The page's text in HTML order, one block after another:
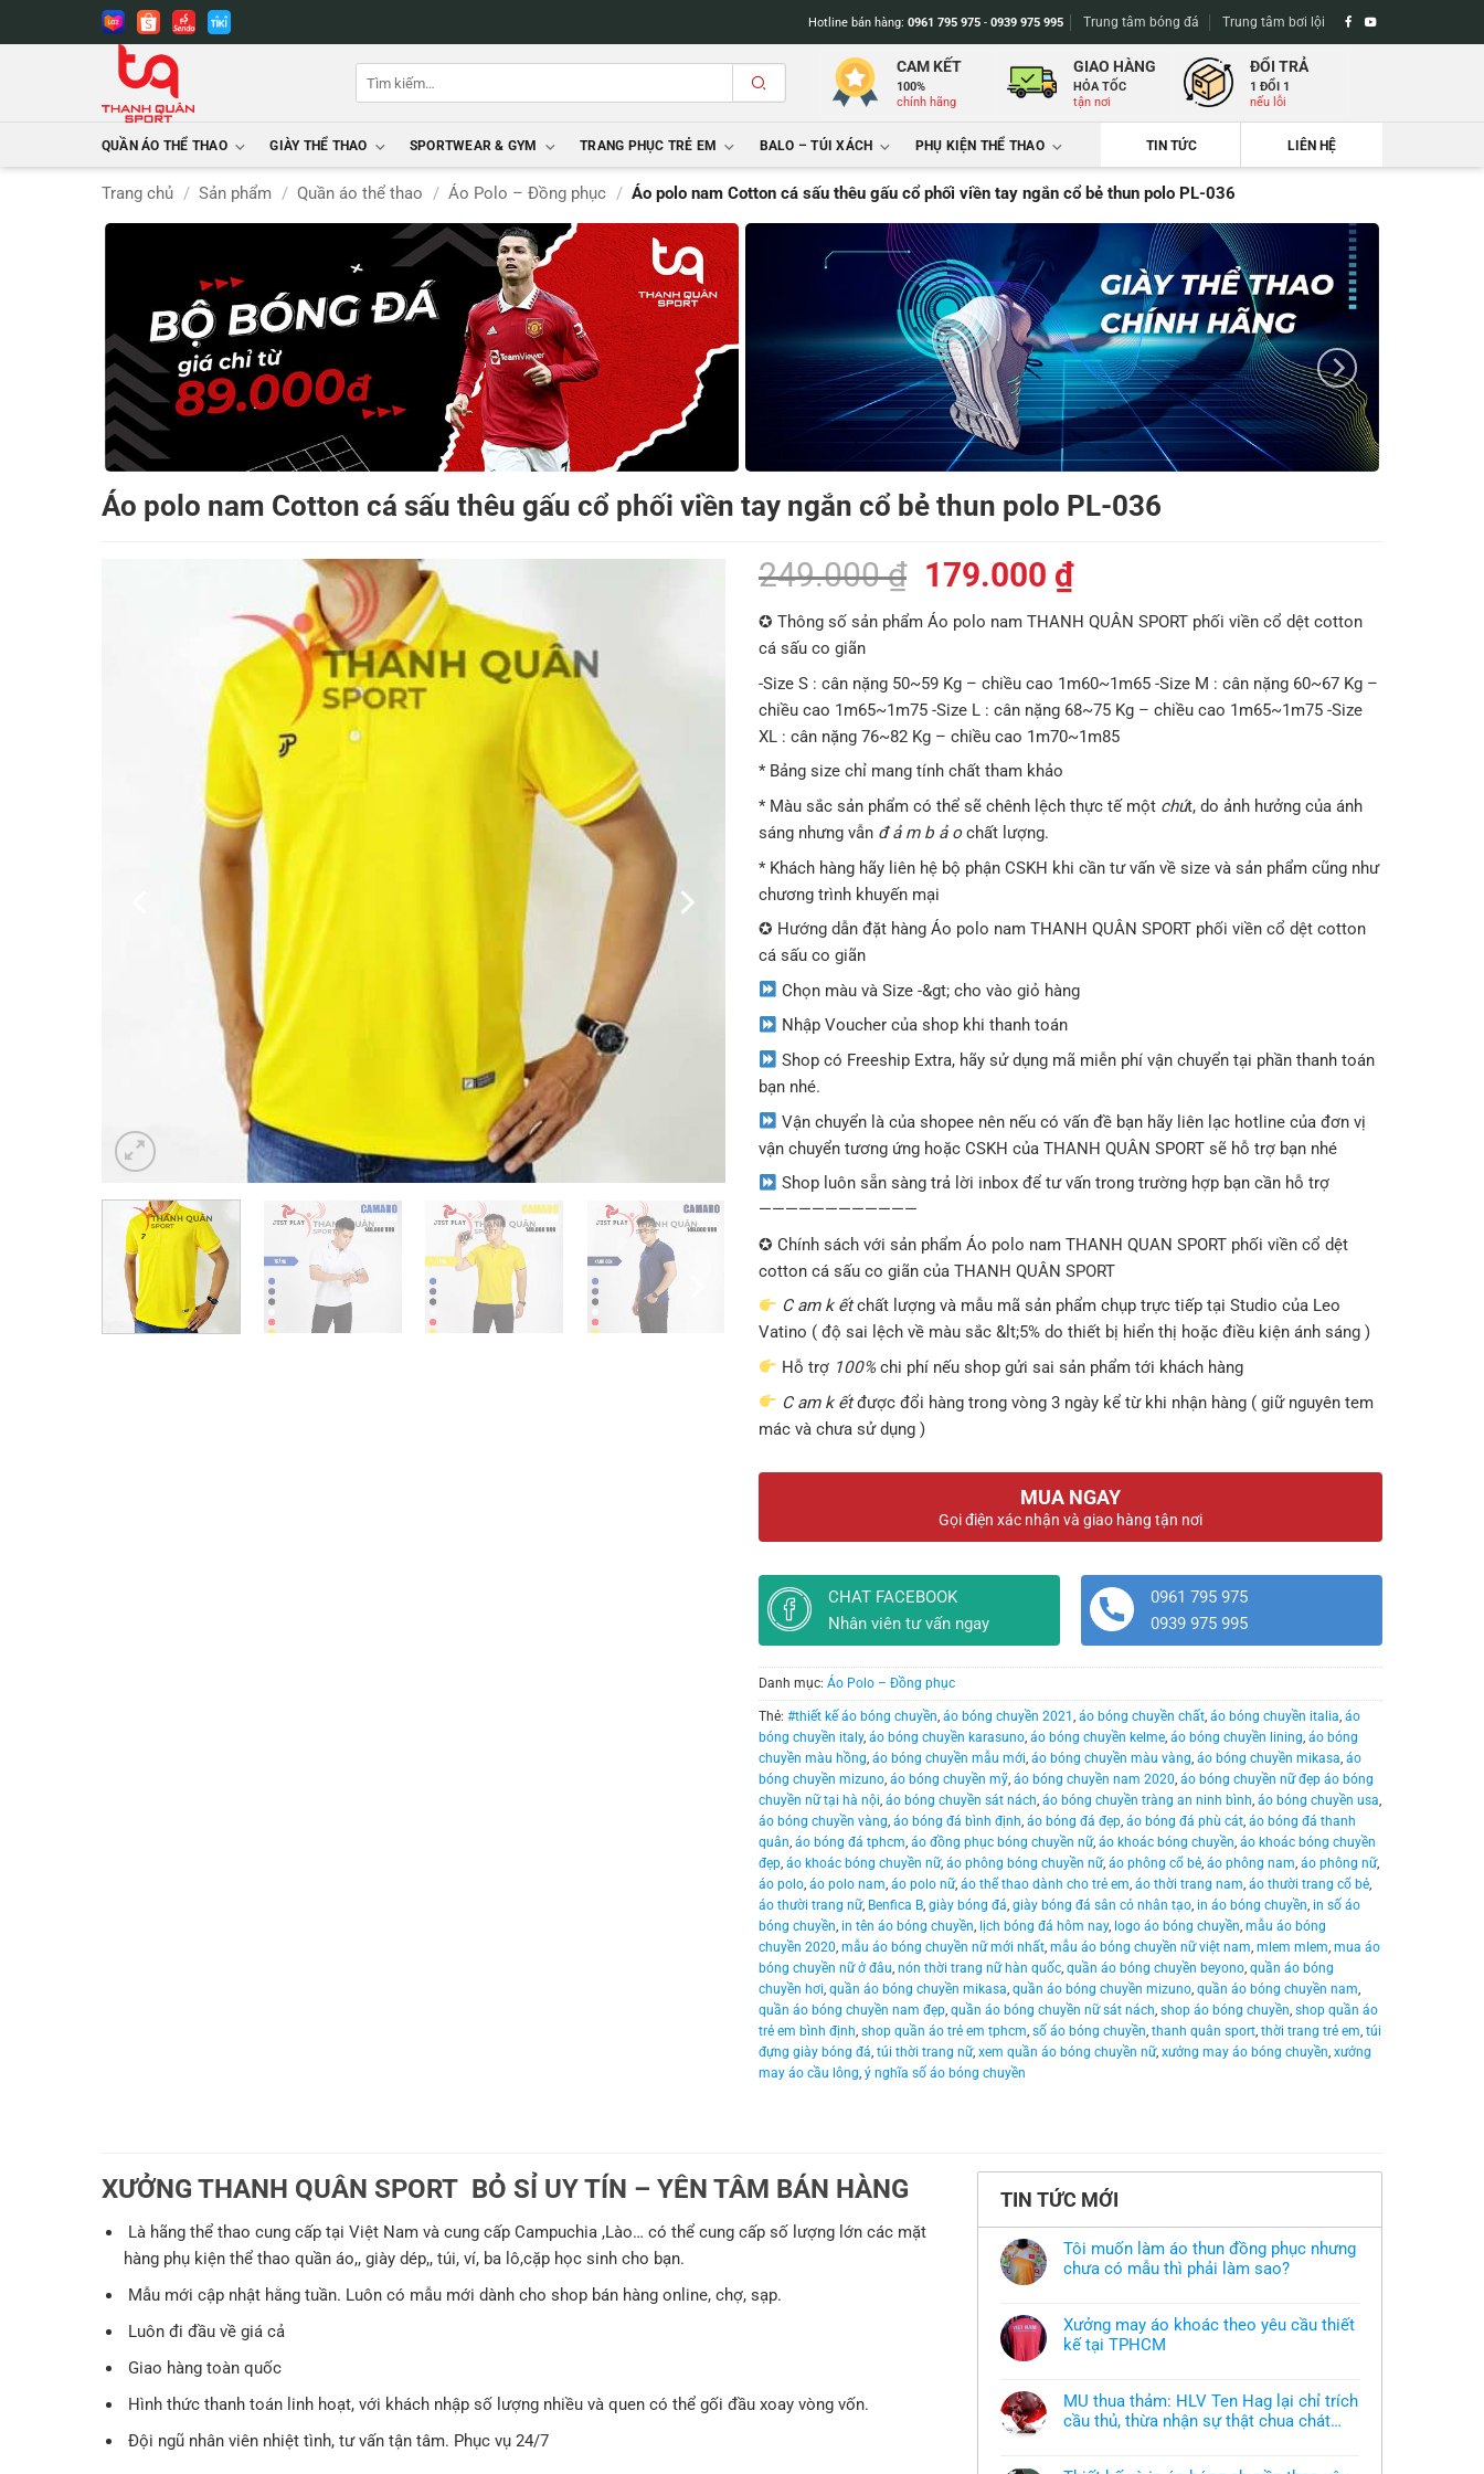
Hotline bán hàng: 0961 795 975- 0939 975 995 Trung tâm bóng đá Trung tâm bơi lội
Tìm
CAM KẾT
100%
chính hãng
GIAO HÀNG
HỎA TỐC
tận nơi
ĐỔI TRẢ
1 ĐỔI 1
nếu lỗi
QUẦN ÁO THỂ THAO GIÀY THỂ THAO SPORTWEAR & GYM TRANG PHỤC TRẺ EM BALO – TÚI XÁCH PHỤ KIỆN THỂ THAO TIN TỨC LIÊN HỆ
Trang chủ / Sản phẩm / Quần áo thể thao / Áo Polo – Đồng phục / Áo polo nam Cotton cá sấu thêu gấu cổ phối viền tay ngắn cổ bẻ thun polo PL-036
Áo polo nam Cotton cá sấu thêu gấu cổ phối viền tay ngắn cổ bẻ thun polo PL-036
249.000₫ Giá
gốc
là:
249.000 ₫.
179.000 ₫Giá
hiện
tại
là:
179.000 ₫.
✪ Thông số sản phẩm Áo polo nam THANH QUÂN SPORT phối viền cổ dệt cotton
cá sấu co giãn
-Size S : cân nặng 50~59 Kg – chiều cao 1m60~1m65 -Size M : cân nặng 60~67 Kg –
chiều cao 1m65~1m75 -Size L : cân nặng 68~75 Kg – chiều cao 1m65~1m75 -Size
XL : cân nặng 76~82 Kg – chiều cao 1m70~1m85
* Bảng size chỉ mang tính chất tham khảo
* Màu sắc sản phẩm có thể sẽ chênh lệch thực tế một chút, do ảnh hưởng của ánh
sáng nhưng vẫn đ ả m b ả ochất lượng.
* Khách hàng hãy liên hệ bộ phận CSKH khi cần tư vấn về size và sản phẩm cũng như
chương trình khuyến mại
✪ Hướng dẫn đặt hàng Áo polo nam THANH QUÂN SPORT phối viền cổ dệt cotton
cá sấu co giãn
Chọn màu và Size -&gt; cho vào giỏ hàng
Nhập Voucher của shop khi thanh toán
Shop có Freeship Extra, hãy sử dụng mã miễn phí vận chuyển tại phần thanh toán
bạn nhé.
Vận chuyển là của shopee nên nếu có vấn đề bạn hãy liên lạc hotline của đơn vị
vận chuyển tương ứng hoặc CSKH của THANH QUÂN SPORT sẽ hỗ trợ bạn nhé
Shop luôn sẵn sàng trả lời inbox để tư vấn trong trường hợp bạn cần hỗ trợ
————————————
✪ Chính sách với sản phẩm Áo polo nam THANH QUAN SPORT phối viền cổ dệt
cotton cá sấu co giãn của THANH QUÂN SPORT
C am k ếtchất lượng và mẫu mã sản phẩm chụp trực tiếp tại Studio của Leo
Vatino ( độ sai lệch về màu sắc &lt;5% do thiết bị hiển thị hoặc điều kiện ánh sáng )
Hỗ trợ 100%chi phí nếu shop gửi sai sản phẩm tới khách hàng
C am k ếtđược đổi hàng trong vòng 3 ngày kể từ khi nhận hàng ( giữ nguyên tem
mác và chưa sử dụng )
MUA NGAY
Gọi điện xác nhận và giao hàng tận nơi
CHAT FACEBOOK
Nhân viên tư vấn ngay
0961 795 975
0939 975 995
Danh mục: Áo Polo – Đồng phục
Thẻ: #thiết kế áo bóng chuyền, áo bóng chuyền 2021 , áo bóng chuyền chất, áo bóng chuyền italia, áo
bóng chuyền italy, áo bóng chuyền karasuno, áo bóng chuyền kelme, áo bóng chuyền lining, áo bóng
chuyền màu hồng, áo bóng chuyền mẫu mới, áo bóng chuyền màu vàng, áo bóng chuyền mikasa, áo
bóng chuyền mizuno, áo bóng chuyền mỹ, áo bóng chuyền nam 2020, áo bóng chuyền nữ đẹp áo bóng
chuyền nữ tại hà nội, áo bóng chuyền sát nách, áo bóng chuyền tràng an ninh bình, áo bóng chuyền usa,
áo bóng chuyền vàng, áo bóng đá bình định, áo bóng đá đẹp, áo bóng đá phù cát, áo bóng đá thanh
quân, áo bóng đá tphcm, áo đồng phục bóng chuyền nữ, áo khoác bóng chuyền, áo khoác bóng chuyền
đẹp, áo khoác bóng chuyền nữ, áo phông bóng chuyền nữ, áo phông cổ bẻ, áo phông nam, áo phông nữ,
áo polo, áo polo nam, áo polo nữ, áo thể thao dành cho trẻ em, áo thời trang nam, áo thười trang cổ bẻ,
áo thười trang nữ, Benfica B, giày bóng đá, giày bóng đá sân cỏ nhân tạo, in áo bóng chuyền, in số áo
bóng chuyền, in tên áo bóng chuyền, lịch bóng đá hôm nay, logo áo bóng chuyền, mẫu áo bóng
chuyền 2020, mẫu áo bóng chuyền nữ mới nhất, mẫu áo bóng chuyền nữ việt nam, mlem mlem, mua áo
bóng chuyền nữ ở đâu, nón thời trang nữ hàn quốc, quần áo bóng chuyền beyono, quần áo bóng
chuyền hơi, quần áo bóng chuyền mikasa, quần áo bóng chuyền mizuno, quần áo bóng chuyền nam,
quần áo bóng chuyền nam đẹp, quần áo bóng chuyền nữ sát nách, shop áo bóng chuyền, shop quần áo
trẻ em bình định, shop quần áo trẻ em tphcm, số áo bóng chuyền, thanh quân sport, thời trang trẻ em, túi
đựng giày bóng đá, túi thời trang nữ, xem quần áo bóng chuyền nữ, xưởng may áo bóng chuyền, xưởng
may áo cầu lông, ý nghĩa số áo bóng chuyền
XƯỞNG THANH QUÂN SPORT BỎ SỈ UY TÍN – YÊN TÂM BÁN HÀNG
Là hãng thể thao cung cấp tại Việt Nam và cung cấp Campuchia ,Lào… có thể cung cấp số lượng lớn các mặt
hàng phụ kiện thể thao quần áo,, giày dép,, túi, ví, ba lô,cặp học sinh cho bạn.
Mẫu mới cập nhật hằng tuần. Luôn có mẫu mới dành cho shop bán hàng online, chợ, sạp.
Luôn đi đầu về giá cả
Giao hàng toàn quốc
Hình thức thanh toán linh hoạt, với khách nhập số lượng nhiều và quen có thể gối đầu xoay vòng vốn.
Đội ngũ nhân viên nhiệt tình, tư vấn tận tâm. Phục vụ 24/7
TIN TỨC MỚI
Tôi muốn làm áo thun đồng phục nhưng
chưa có mẫu thì phải làm sao?
bình
luận
ở
Tôi
áo
thun
đồng
Xưởng may áo khoác theo yêu cầu thiết
kế tại TPHCM
bình
luận
ở
Xưởng
khoác
MU thua thảm: HLV Ten Hag lại chỉ trích
cầu thủ, thừa nhận sự thật chua chát
bình